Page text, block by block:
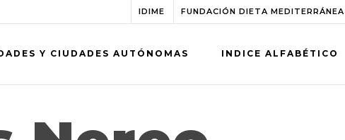
IDIME FUNDACIÓN DIETA MEDITERRÁNEA
Y CIUDADES AUTÓNOMAS INDICE ALFABÉTICO